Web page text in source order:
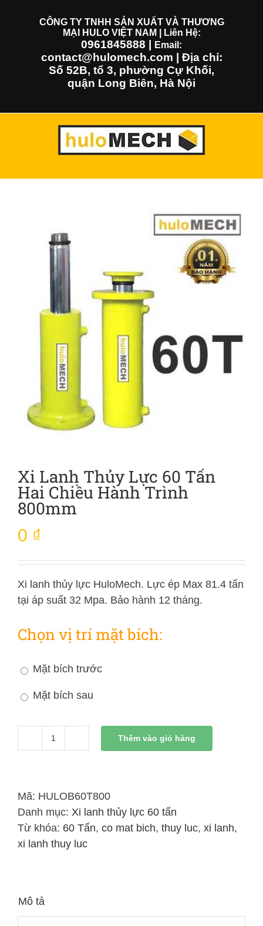
CÔNG TY TNHH SẢN XUẤT VÀ THƯƠNG
MẠI HULO VIỆT NAM | Liên Hệ:
0961845888 Email:
contact@hulomech.com | Địa chỉ:
Số 52B, tổ 3, phường Cự Khối,
quận Long Biên, Hà Nội
Xi Lanh Thủy Lực 60 Tấn
Hai Chiều Hành Trình
800mm
0 ₫
Xi lanh thủy lực HuloMech. Lực ép Max 81.4 tấn
tại áp suất 32 Mpa. Bảo hành 12 tháng.
Chọn vị trí mặt bích:
Mặt bích trước
Mặt bích sau
Xi
Lực
60
Tấn
Hai
số
Thêm vào giỏ hàng
Mã: HULOB60T800
Danh mục: Xi lanh thủy lực 60 tấn
Từ khóa: 60 Tấn, co mat bich, thuy luc, xi lanh,
xi lanh thuy luc
Mô tả